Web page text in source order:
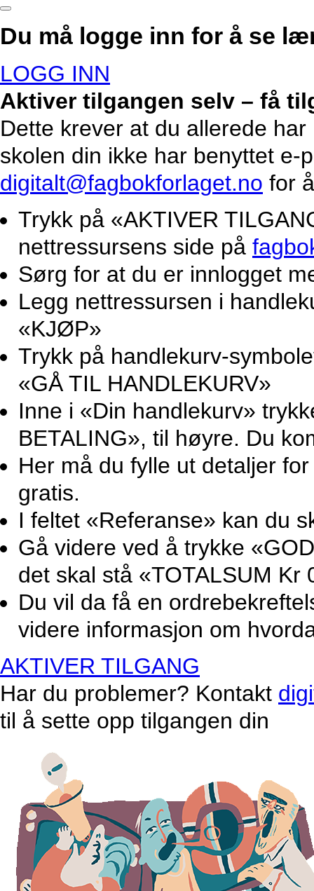
Du må logge inn for å se
LOGG INN
Aktiver tilgangen selv – få
Dette krever at du allerede
skolen din ikke har benyttet e-
digitalt@fagbokforlaget.no for
Trykk på «AKTIVER
nettressursens side på
Sørg for at du er innlogget
Legg nettressursen i
«KJØP»
Trykk på handlekurv-
«GÅ TIL HANDLEKURV»
Inne i «Din handlekurv»
BETALING», til høyre. Du
Her må du fylle ut detaljer
gratis.
I feltet «Referanse» kan du
Gå videre ved å trykke
det skal stå «TOTALSUM Kr
Du vil da få en
videre informasjon om
AKTIVER TILGANG
Har du problemer? Kontakt
til å sette opp tilgangen din